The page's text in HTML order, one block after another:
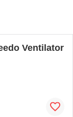
Ventilator